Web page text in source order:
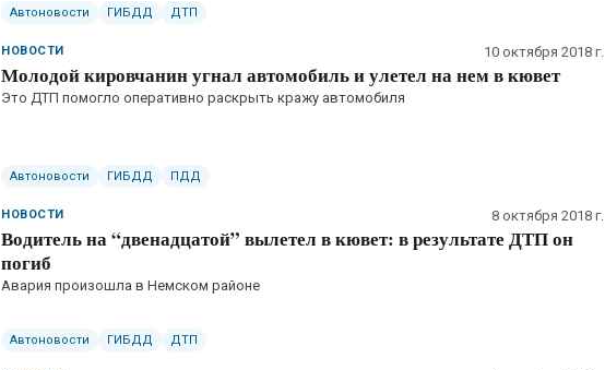
Автоновости ГИБДД ДТП
НОВОСТИ 10 октября 2018 г.
Молодой кировчанин угнал автомобиль и улетел на нем в кювет
Это ДТП помогло оперативно раскрыть кражу автомобиля
Автоновости ГИБДД ПДД
НОВОСТИ 8 октября 2018 г.
Водитель на “двенадцатой” вылетел в кювет: в результате ДТП он
погиб
Авария произошла в Немском районе
Автоновости ГИБДД ДТП